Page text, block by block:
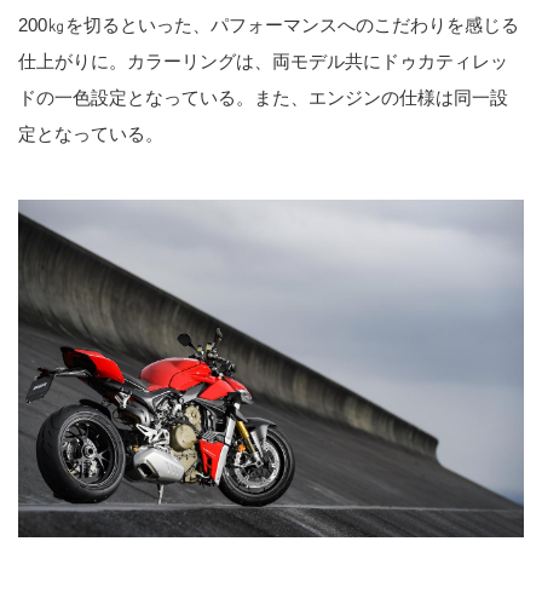
200㎏を切るといった、パフォーマンスへのこだわりを感じる
仕上がりに。カラーリングは、両モデル共にドゥカティレッ
ドの一色設定となっている。また、エンジンの仕様は同一設
定となっている。